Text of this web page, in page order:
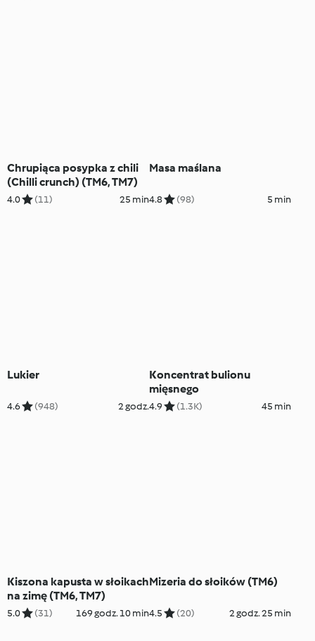
Chrupiąca posypka z chili
(Chilli crunch) (TM6, TM7)
4.0 (11) 25 min
Masa maślana
4.8 (98) 5 min
Lukier
4.6 (948) 2 godz.
Koncentrat bulionu
mięsnego
4.9 (1.3K) 45 min
Kiszona kapusta w słoikach
na zimę (TM6, TM7)
5.0 (31) 169 godz. 10 min
Mizeria do słoików (TM6)
4.5 (20) 2 godz. 25 min